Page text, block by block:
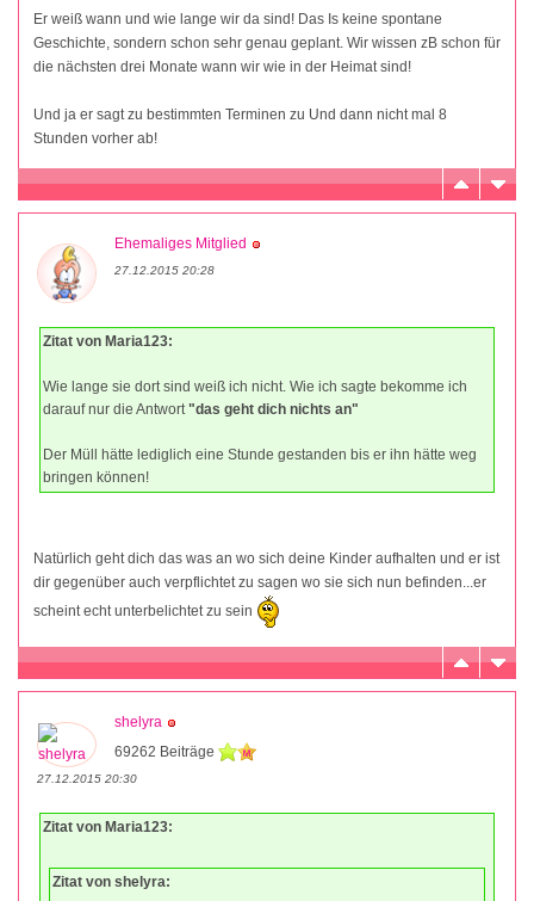
Er weiß wann und wie lange wir da sind! Das Is keine spontane
Geschichte, sondern schon sehr genau geplant. Wir wissen zB schon für
die nächsten drei Monate wann wir wie in der Heimat sind!
Und ja er sagt zu bestimmten Terminen zu Und dann nicht mal 8
Stunden vorher ab!
Ehemaliges Mitglied
27.12.2015 20:28
Zitat von Maria123:
Wie lange sie dort sind weiß ich nicht. Wie ich sagte bekomme ich
darauf nur die Antwort "das geht dich nichts an"
Der Müll hätte lediglich eine Stunde gestanden bis er ihn hätte weg
bringen können!
Natürlich geht dich das was an wo sich deine Kinder aufhalten und er ist
dir gegenüber auch verpflichtet zu sagen wo sie sich nun befinden...er
scheint echt unterbelichtet zu sein
shelyra
69262 Beiträge
27.12.2015 20:30
Zitat von Maria123:
Zitat von shelyra: